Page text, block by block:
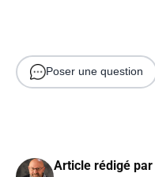
Poser une question
Article rédigé par